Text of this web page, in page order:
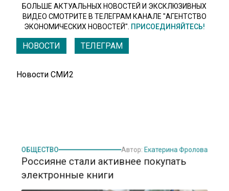
БОЛЬШЕ АКТУАЛЬНЫХ НОВОСТЕЙ И ЭКСКЛЮЗИВНЫХ
ВИДЕО СМОТРИТЕ В ТЕЛЕГРАМ КАНАЛЕ "АГЕНТСТВО
ЭКОНОМИЧЕСКИХ НОВОСТЕЙ". ПРИСОЕДИНЯЙТЕСЬ!
НОВОСТИ ТЕЛЕГРАМ
Новости СМИ2
электронные книги